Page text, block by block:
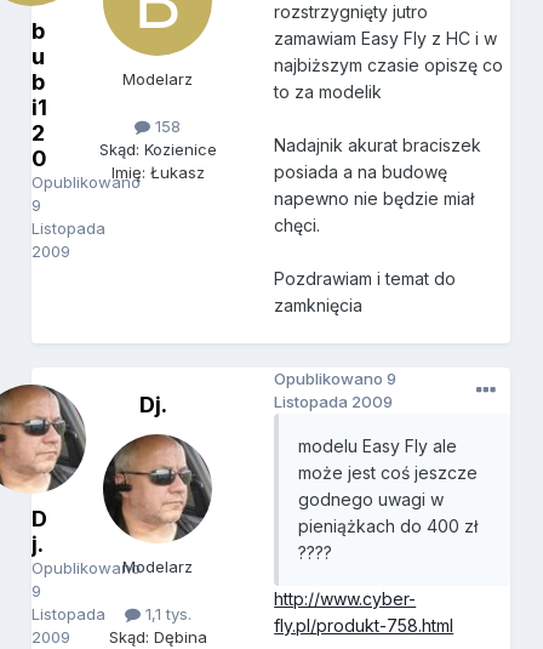
b
u
b
i1
2
0
Opublikowano
9
Listopada
2009
Modelarz
158
Skąd: Kozienice
Imię: Łukasz
rozstrzygnięty jutro
zamawiam Easy Fly z HC i w
najbiższym czasie opiszę co
to za modelik
Nadajnik akurat braciszek
posiada a na budowę
napewno nie będzie miał
chęci.
Pozdrawiam i temat do
zamknięcia
D
j.
Opublikowano
9
Listopada
2009
Dj.
Modelarz
1,1 tys.
Skąd: Dębina
Opublikowano9
Listopada 2009
modelu Easy Fly ale
może jest coś jeszcze
godnego uwagi w
pieniążkach do 400 zł
????
http://www.cyber-
fly.pl/produkt-758.html